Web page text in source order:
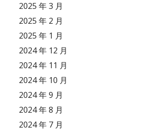
2025 年 3 月
2025 年 2 月
2025 年 1 月
2024 年 12 月
2024 年 11 月
2024 年 10 月
2024 年 9 月
2024 年 8 月
2024 年 7 月